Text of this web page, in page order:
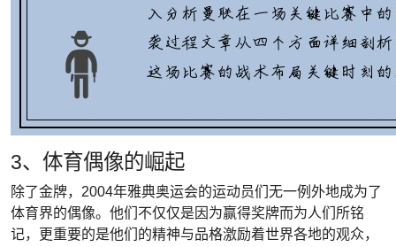
3、体育偶像的崛起
除了金牌，2004年雅典奥运会的运动员们无一例外地成为了
体育界的偶像。他们不仅仅是因为赢得奖牌而为人们所铭
记，更重要的是他们的精神与品格激励着世界各地的观众，